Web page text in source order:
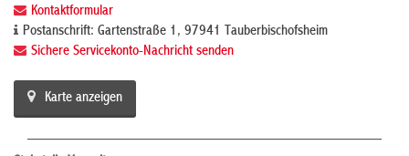
Kontaktformular
Postanschrift: Gartenstraße 1, 97941 Tauberbischofsheim
Sichere Servicekonto-Nachricht senden
Karte anzeigen